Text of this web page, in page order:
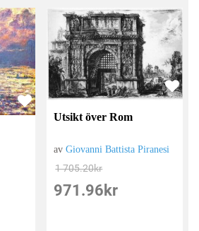
Utsikt över Rom
avGiovanni Battista Piranesi
1 705.20kr
971.96 kr